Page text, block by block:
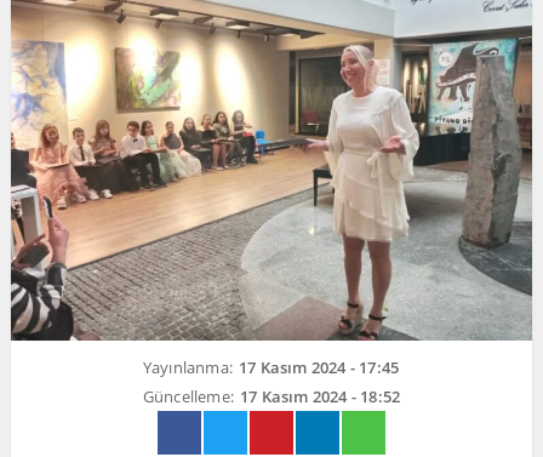
Yayınlanma: 17 Kasım 2024 - 17:45
Güncelleme: 17 Kasım 2024 - 18:52